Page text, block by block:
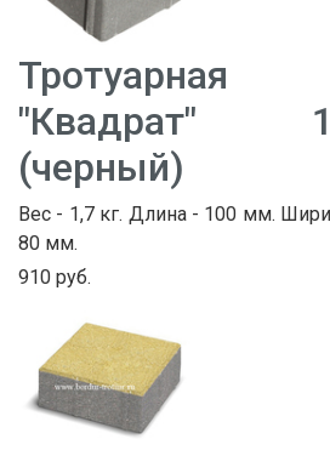
"Квадрат"
(черный)
Вес - 1,7 кг. Длина - 100 мм.
80 мм.
910 руб.